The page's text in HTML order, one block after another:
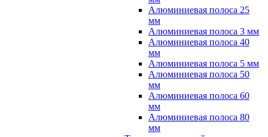
Алюминиевая полоса 25
мм
Алюминиевая полоса 3 мм
Алюминиевая полоса 40
мм
Алюминиевая полоса 5 мм
Алюминиевая полоса 50
мм
Алюминиевая полоса 60
мм
Алюминиевая полоса 80
мм